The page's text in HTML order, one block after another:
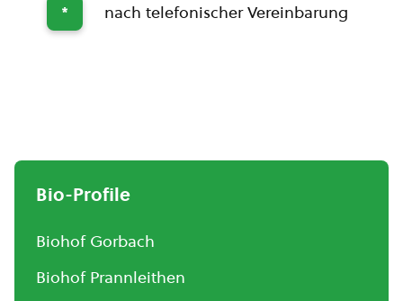
* nach telefonischer Vereinbarung
Bio-Profile
Biohof Gorbach
Biohof Prannleithen